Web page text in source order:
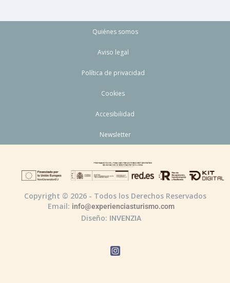
Quiénes somos
Aviso legal
Política de privacidad
Cookies
Accesibilidad
Newsletter
Copyright © 2026 - Todos los Derechos Reservados
Email: info@experienciasturismo.com
Diseño: INVENZIA